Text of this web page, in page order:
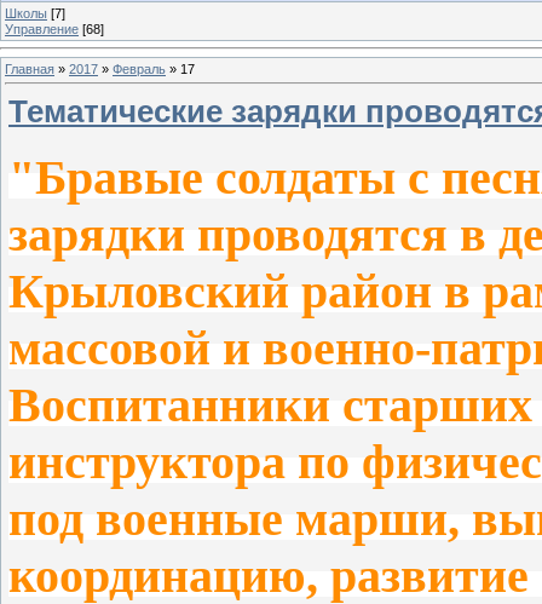
Школы [7]
Управление [68]
Главная » 2017 » Февраль » 17
Тематические зарядки
"Бравые солдаты с
зарядки проводятся в
Крыловский район в
массовой и военно-
Воспитанники старших
инструктора по
под военные марши,
координацию,